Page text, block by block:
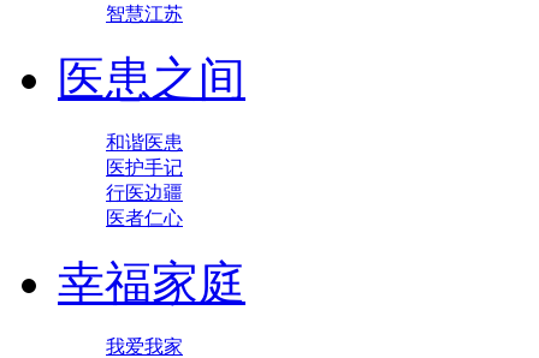
智慧江苏
医患之间
和谐医患
医护手记
行医边疆
医者仁心
幸福家庭
我爱我家